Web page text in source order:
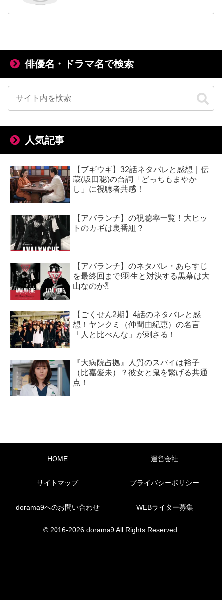
俳優名・ドラマ名で検索
人気記事
【ブギウギ】32話ネタバレと感想｜伝
蔵(坂田聡)の台詞「どっちもまやか
し」に視聴者共感！
【アバランチ】の視聴率一覧！大ヒッ
トのカギは裏番組？
【アバランチ】のネタバレ・あらすじ
を最終回まで!羽生と対決する黒幕は大
山なのか⁈
【ごくせん2期】4話のネタバレと感
想！ヤンクミ（仲間由紀恵）の名言
「人と比べんな」が刺さる！
『大病院占拠』人質のスパイは裕子
（比嘉愛未）？彼女と鬼を繋げる共通
点！
HOME 運営会社
サイトマップ プライバシーポリシー
dorama9へのお問い合わせ WEBライター募集
© 2016-2026 dorama9 All Rights Reserved.